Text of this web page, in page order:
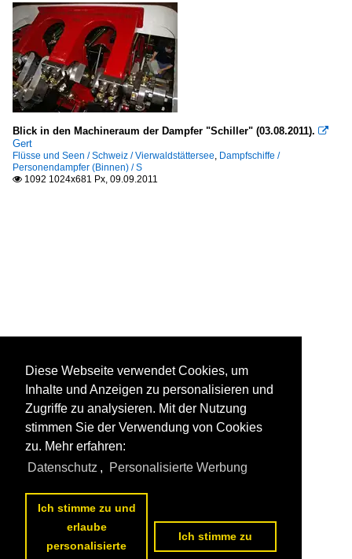
Blick in den Machineraum der Dampfer "Schiller" (03.08.2011). 
Gert
Flüsse und Seen / Schweiz / Vierwaldstättersee, Dampfschiffe /
Personendampfer (Binnen) / S
 1092 1024x681 Px, 09.09.2011
Diese Webseite verwendet Cookies, um
Inhalte und Anzeigen zu personalisieren und
Zugriffe zu analysieren. Mit der Nutzung
stimmen Sie der Verwendung von Cookies
zu. Mehr erfahren:
Datenschutz , Personalisierte Werbung
Ich stimme zu und
erlaube
personalisierte
Ich stimme zu